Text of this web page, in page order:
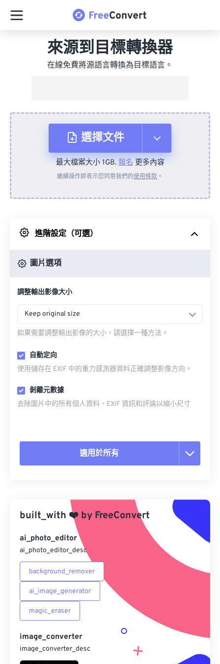
來源到目標轉換器
在線免費將源語言轉換為目標語言。
選擇文件
來自裝置
來自 Google 雲端硬碟
最大檔案大小 1GB.報名更多內容
繼續操作即表示您同意我們的使用條款 。
進階設定（可選）
圖片選項
調整輸出影像大小
Keep original size
如果需要調整輸出影像的大小，請選擇一種方法。
自動定向
使用儲存在 EXIF 中的重力感測器資料正確調整影像方向。
剝離元數據
去除圖片中的所有個人資料、EXIF 資訊和評論以縮小尺寸
適用於所有
另存為預設
built_with ❤️ by FreeConvert
ai_photo_editor
ai_photo_editor_desc
background_remover
ai_image_generator
magic_eraser
image_converter
image_converter_desc